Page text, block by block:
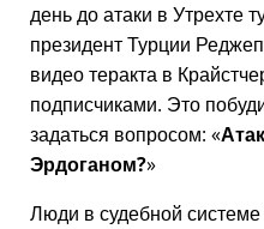
день до атаки в Утрехте
президент Турции
видео теракта в
подписчиками. Это
задаться вопросом:
Эрдоганом?
Люди в судебной